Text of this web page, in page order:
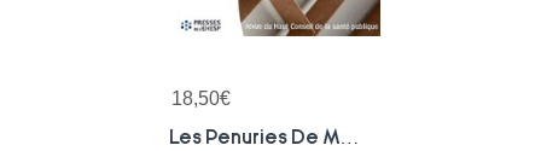
18,50€